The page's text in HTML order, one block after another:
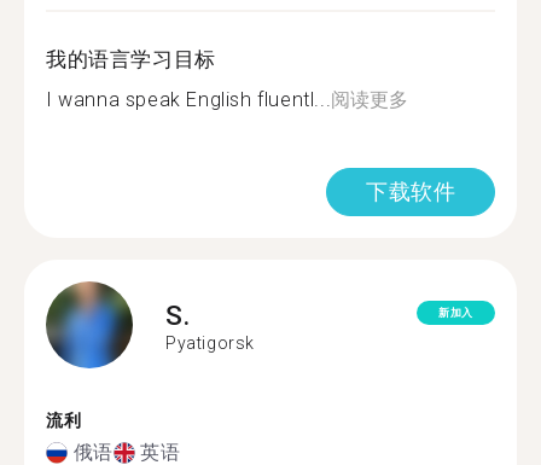
我的语言学习目标
I wanna speak English fluentl... 阅读更多
下载软件
S.
Pyatigorsk
新加入
流利
俄语 英语